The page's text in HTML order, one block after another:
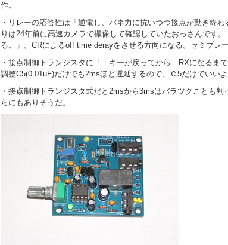
作。
・リレーの応答性は「通電し、バネ力に抗いつつ接点が動き終
りは24年前に高速カメラで撮像して確認していたおっさんで
る。」。CRによるoff time derayをさせる方向になる。セミブレ
・接点制御トランジスタに「 キーが戻ってから RXになるま
調整C5(0.01uF)だけでも2msほど遅延するので、Ｃ5だけでいい
・接点制御トランジスタ式だと2msから3msはバラツクことも
らにもありそうだ。